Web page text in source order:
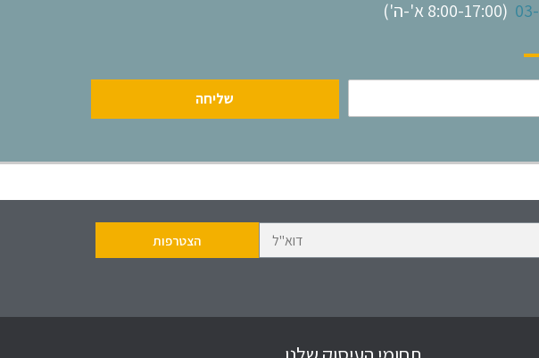
(8:00-17:00 א'-ה')
שליחה